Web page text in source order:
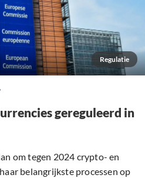
Regulatie
gereguleerd in
om tegen 2024 crypto- en
belangrijkste processen op